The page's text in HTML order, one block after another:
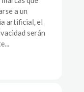
a un
artificial, el
serán